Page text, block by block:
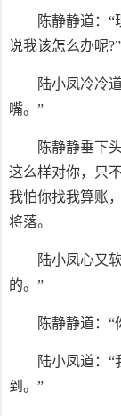
陈静静道：
说我该怎么办呢?”
陆小凤冷冷
嘴。”
陈静静垂下
这么样对你，只
我怕你找我算账
将落。
陆小凤心又
的。”
陈静静道：“
陆小凤道：
到。”